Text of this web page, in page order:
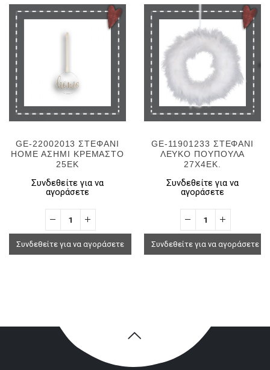
GE-22002013 ΣΤΕΦΑΝΙ
HOME ΑΣΗΜΙ ΚΡΕΜΑΣΤΟ
25ΕΚ
Συνδεθείτε για να
αγοράσετε
Συνδεθείτε για να αγοράσετε
GE-11901233 ΣΤΕΦΑΝΙ
ΛΕΥΚΟ ΠΟΥΠΟΥΛΑ
27Χ4ΕΚ.
Συνδεθείτε για να
αγοράσετε
Συνδεθείτε για να αγοράσετε